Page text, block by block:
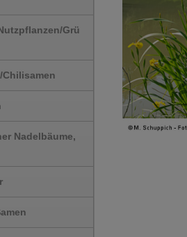
Grü
Chilisamen
Nadelbäume,